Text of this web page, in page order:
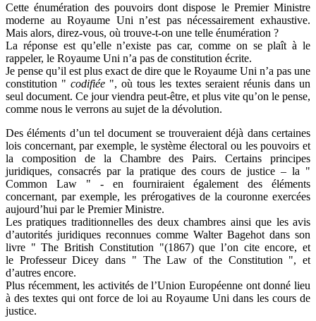
Cette énumération des pouvoirs dont dispose le Premier Ministre
moderne au Royaume Uni n’est pas nécessairement exhaustive.
Mais alors, direz-vous, où trouve-t-on une telle énumération ?
La réponse est qu’elle n’existe pas car, comme on se plaît à le
rappeler, le Royaume Uni n’a pas de constitution écrite.
Je pense qu’il est plus exact de dire que le Royaume Uni n’a pas une
constitution " codifiée ", où tous les textes seraient réunis dans un
seul document. Ce jour viendra peut-être, et plus vite qu’on le pense,
comme nous le verrons au sujet de la dévolution.
Des éléments d’un tel document se trouveraient déjà dans certaines
lois concernant, par exemple, le système électoral ou les pouvoirs et
la composition de la Chambre des Pairs. Certains principes
juridiques, consacrés par la pratique des cours de justice – la "
Common Law " - en fourniraient également des éléments
concernant, par exemple, les prérogatives de la couronne exercées
aujourd’hui par le Premier Ministre.
Les pratiques traditionnelles des deux chambres ainsi que les avis
d’autorités juridiques reconnues comme Walter Bagehot dans son
livre " The British Constitution "(1867) que l’on cite encore, et
le Professeur Dicey dans " The Law of the Constitution ", et
d’autres encore.
Plus récemment, les activités de l’Union Européenne ont donné lieu
à des textes qui ont force de loi au Royaume Uni dans les cours de
justice.